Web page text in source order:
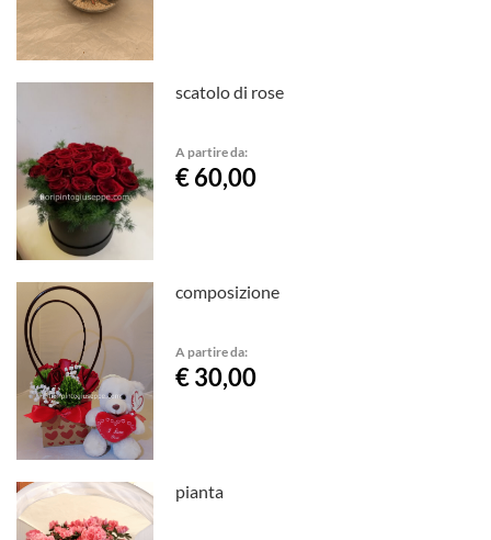
scatolo di rose
A partire da:
€ 60,00
composizione
A partire da:
€ 30,00
pianta